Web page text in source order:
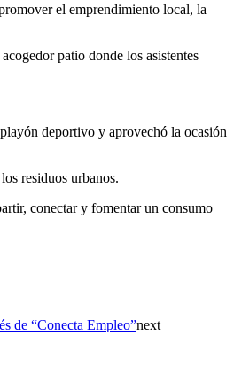
el emprendimiento local, la
patio donde los asistentes
deportivo y aprovechó la ocasión
residuos urbanos.
conectar y fomentar un consumo
de “Conecta Empleo”next